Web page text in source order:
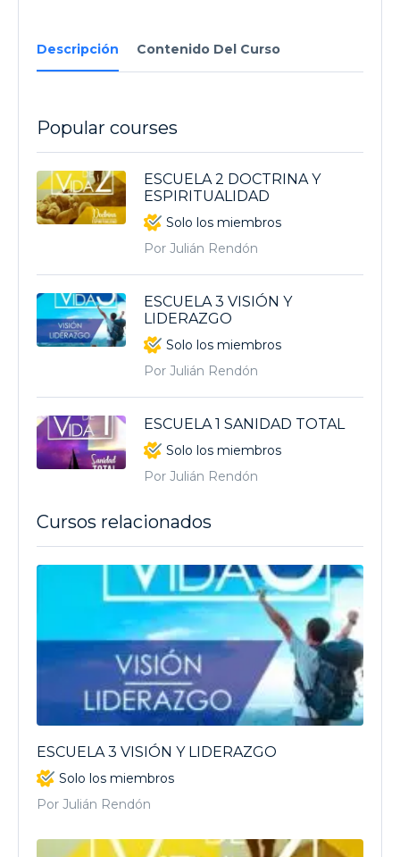
Descripción Contenido Del Curso
Cursos relacionados
ESCUELA 3 VISIÓN Y LIDERAZGO
Solo los miembros
Por Julián Rendón
Popular courses
ESCUELA 2 DOCTRINA Y
ESPIRITUALIDAD
Solo los miembros
Por Julián Rendón
ESCUELA 3 VISIÓN Y
LIDERAZGO
Solo los miembros
Por Julián Rendón
ESCUELA 1 SANIDAD TOTAL
Solo los miembros
Por Julián Rendón